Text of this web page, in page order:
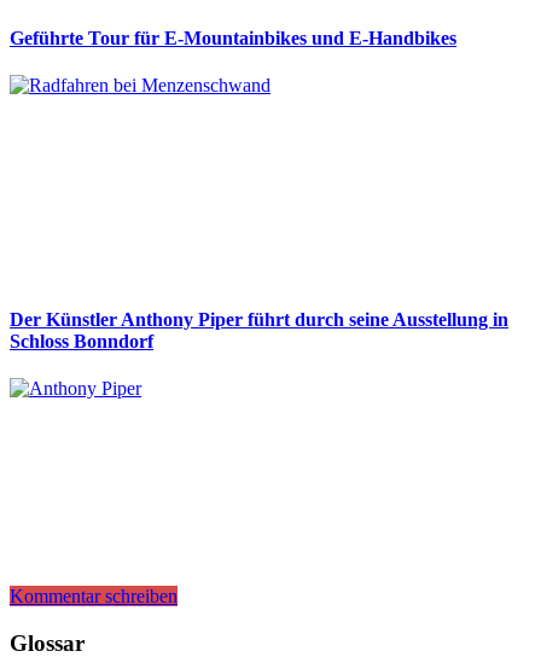
Geführte Tour für E-Mountainbikes und E-Handbikes
Der Künstler Anthony Piper führt durch seine Ausstellung in
Schloss Bonndorf
Kommentar schreiben
Glossar